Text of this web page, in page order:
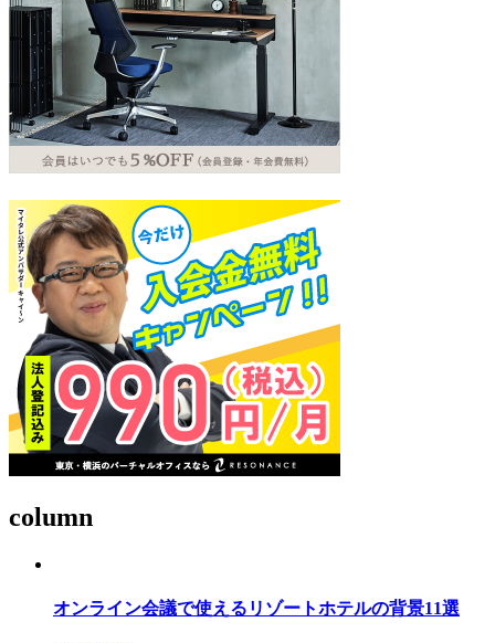
column
オンライン会議で使えるリゾートホテルの背景11選